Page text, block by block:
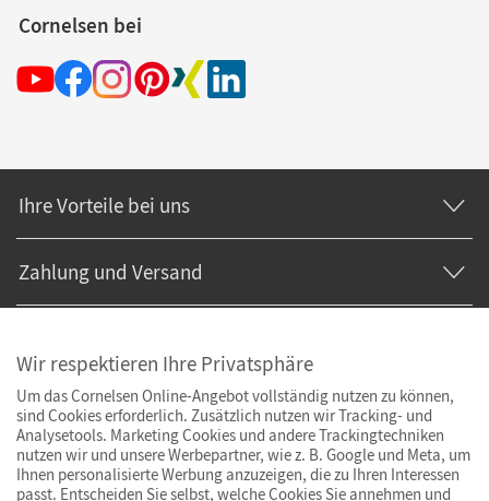
Cornelsen bei
Ihre Vorteile bei uns
Zahlung und Versand
Wir respektieren Ihre Privatsphäre
Um das Cornelsen Online-Angebot vollständig nutzen zu können,
sind Cookies erforderlich. Zusätzlich nutzen wir Tracking- und
Analysetools. Marketing Cookies und andere Trackingtechniken
nutzen wir und unsere Werbepartner, wie z. B. Google und Meta, um
Ihnen personalisierte Werbung anzuzeigen, die zu Ihren Interessen
passt. Entscheiden Sie selbst, welche Cookies Sie annehmen und